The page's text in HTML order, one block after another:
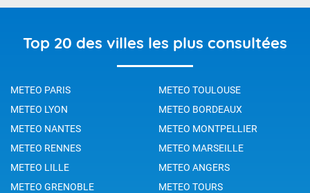
Top 20 des villes les plus consultées
METEO PARIS
METEO TOULOUSE
METEO LYON
METEO BORDEAUX
METEO NANTES
METEO MONTPELLIER
METEO RENNES
METEO MARSEILLE
METEO LILLE
METEO ANGERS
METEO GRENOBLE
METEO TOURS